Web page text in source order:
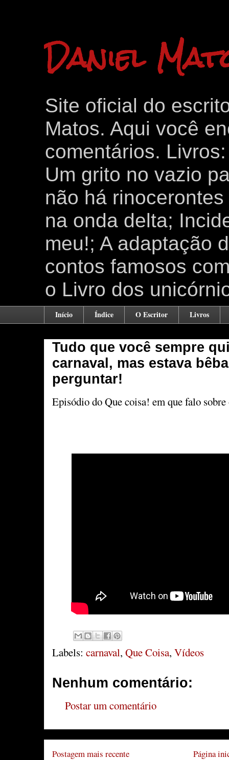
Daniel
Site oficial do
Matos. Aqui você
comentários.
Um grito no vazio
não há
na onda delta;
meu!; A adaptação
contos famosos
o Livro dos
Início Índice O Escritor Livros
Tudo que você sempre
carnaval, mas estava
perguntar!
Episódio do Que coisa! em que falo
Labels: carnaval, Que Coisa, Vídeos
Nenhum comentário:
Postar um comentário
Postagem mais recente Página